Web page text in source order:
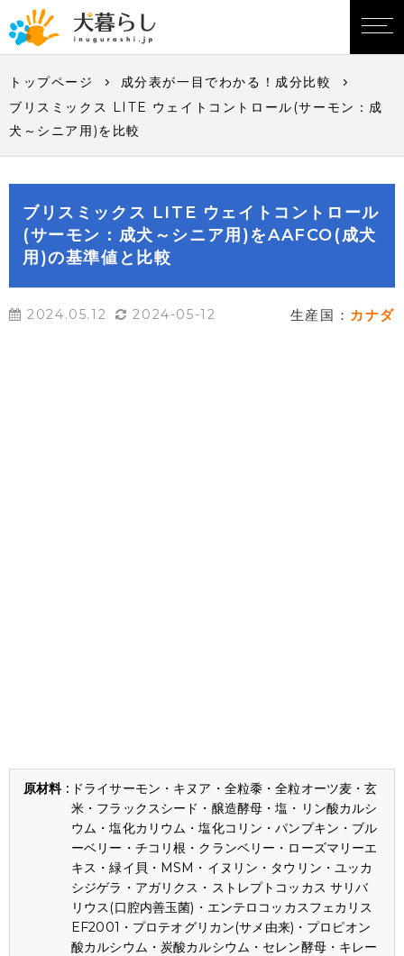
トップページ
成分表が一目でわかる！成分比較
ブリスミックス LITE ウェイトコントロール(サーモン：成
犬～シニア用)を比較
ブリスミックス LITE ウェイトコントロール
(サーモン：成犬～シニア用)をAAFCO(成犬
用)の基準値と比較
2024.05.12 2024-05-12 生産国： カナダ
ドライサーモン・キヌア・全粒黍・全粒オーツ麦・玄
米・フラックスシード・醸造酵母・塩・リン酸カルシ
ウム・塩化カリウム・塩化コリン・パンプキン・ブル
ーベリー・チコリ根・クランベリー・ローズマリーエ
キス・緑イ貝・MSM・イヌリン・タウリン・ユッカ
シジゲラ・アガリクス・ストレプトコッカス サリバ
リウス(口腔内善玉菌)・エンテロコッカスフェカリス
EF2001・プロテオグリカン(サメ由来)・プロピオン
酸カルシウム・炭酸カルシウム・セレン酵母・キレー